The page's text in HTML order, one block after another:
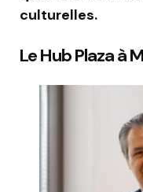
culturelles.
Le Hub Plaza à